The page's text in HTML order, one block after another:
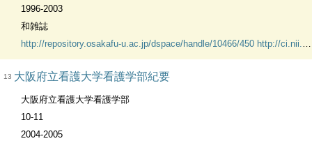
1996-2003
和雑誌
http://repository.osakafu-u.ac.jp/dspace/handle/10466/450 http://ci.nii.ac.jp/vol_issue/nels/AN10509373_ja.html
13 大阪府立看護大学看護学部紀要
大阪府立看護大学看護学部
10-11
2004-2005